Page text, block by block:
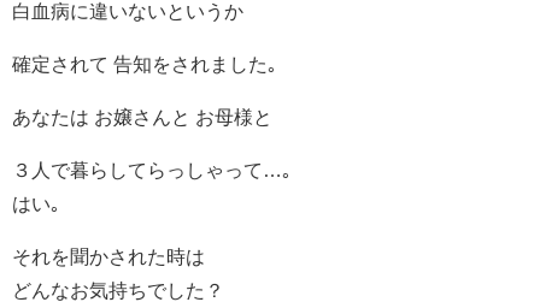
白血病に違いないというか
確定されて 告知をされました｡
あなたは お嬢さんと お母様と
３人で暮らしてらっしゃって…｡
はい｡
それを聞かされた時は
どんなお気持ちでした？